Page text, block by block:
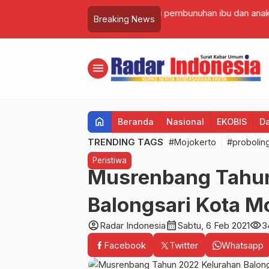
Breaking News
Tim Labfor Polda Jatim
menu
home Beranda Nasional EKOBIS
TRENDING TAGS #Mojokerto
Peristiwa
Musrenbang
Balongsari Kota
account_circleRadar Indonesiacalendar_monthSabtu, 6 Feb 2021visibility
Facebook
Twitter Whatsapp